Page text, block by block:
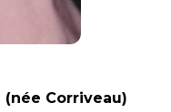
(née Corriveau)